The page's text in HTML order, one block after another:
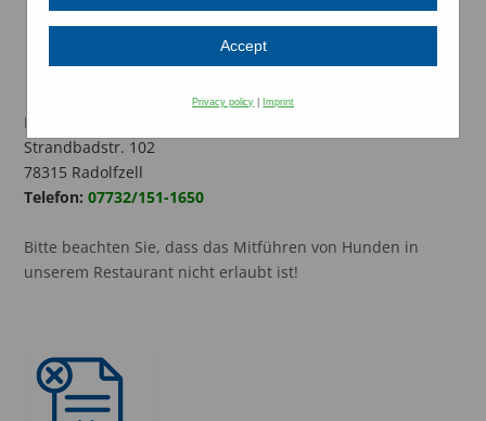
Kontakt
Restaurant
Strandbadstr. 102
78315 Radolfzell
Telefon:07732/151-1650
Bitte beachten Sie, dass das Mitführen von Hunden in
unserem Restaurant nicht erlaubt ist!
Accept
Privacy policy Imprint